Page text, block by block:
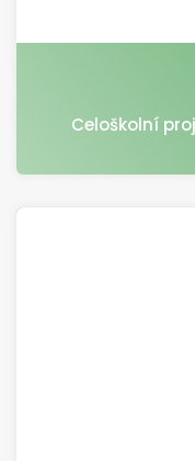
Celoškolní